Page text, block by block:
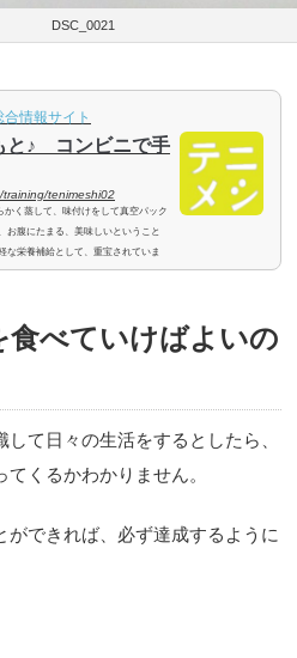
DSC_0021
情報サイト
と♪ コンビニで手
tenimeshi02
かく蒸して、味付けをして真空パック
お腹にたまる、美味しいということ
な栄養補給として、重宝されていま
ら、テレビ番組で紹介されて人気とな
食べていけばよいの
て日々の生活をするとしたら、
くるかわかりません。
ができれば、必ず達成するように